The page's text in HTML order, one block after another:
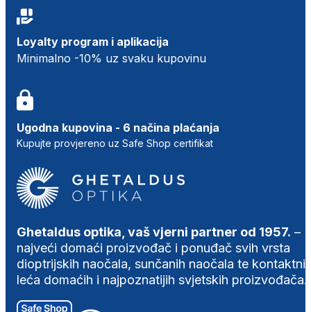
Loyalty program i aplikacija
Minimalno -10% uz svaku kupovinu
Ugodna kupovina - 6 načina plaćanja
Kupujte provjereno uz Safe Shop certifikat
Ghetaldus optika, vaš vjerni partner od 1957. –
najveći domaći proizvođač i ponuđač svih vrsta
dioptrijskih naočala, sunčanih naočala te
leća domaćih i najpoznatijih svjetskih proizvođača.